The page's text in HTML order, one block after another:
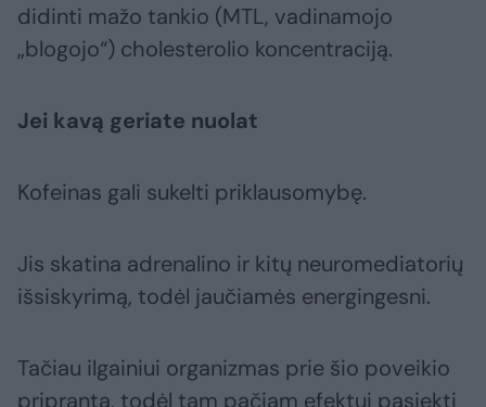
didinti mažo tankio (MTL, vadinamojo
„blogojo“) cholesterolio koncentraciją.
Jei kavą geriate nuolat
Kofeinas gali sukelti priklausomybę.
Jis skatina adrenalino ir kitų neuromediatorių
išsiskyrimą, todėl jaučiamės energingesni.
Tačiau ilgainiui organizmas prie šio poveikio
pripranta, todėl tam pačiam efektui pasiekti